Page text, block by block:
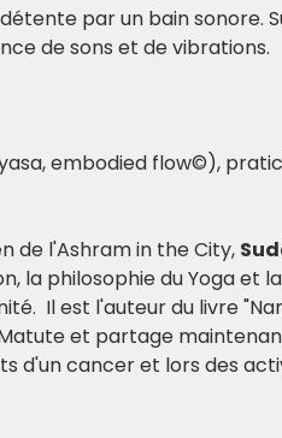
par un bain sonore.
de sons et de vibrations.
embodied flow©),
de l'Ashram in the City,
la philosophie du Yoga et
Il est l'auteur du livre
et partage
d'un cancer et lors des